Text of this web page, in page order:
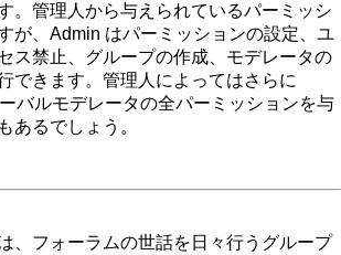
。管理人から与えられているパーミッシ
が、Admin はパーミッションの設定、ユ
ス禁止、グループの作成、モデレータの
できます。管理人によってはさらに
バルモデレータの全パーミッションを与
あるでしょう。
、フォーラムの世話を日々行うグループ